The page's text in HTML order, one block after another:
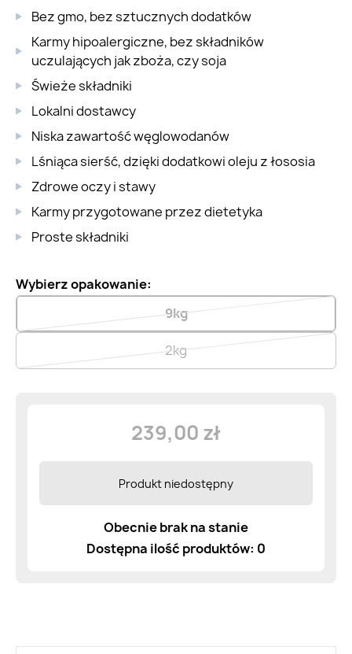
Bez gmo, bez sztucznych dodatków
Karmy hipoalergiczne, bez składników
uczulających jak zboża, czy soja
Świeże składniki
Lokalni dostawcy
Niska zawartość węglowodanów
Lśniąca sierść, dzięki dodatkowi oleju z łososia
Zdrowe oczy i stawy
Karmy przygotowane przez dietetyka
Proste składniki
Wybierz opakowanie:
9kg
2kg
239,00 zł
Produkt niedostępny
Obecnie brak na stanie
Dostępna ilość produktów: 0